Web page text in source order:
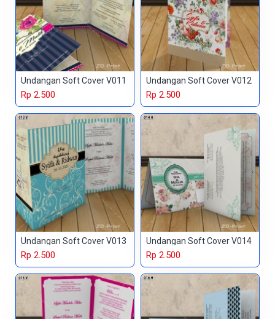
Undangan Soft Cover V011
Rp 2.500
Undangan Soft Cover V012
Rp 2.500
Undangan Soft Cover V013
Rp 2.500
Undangan Soft Cover V014
Rp 2.500